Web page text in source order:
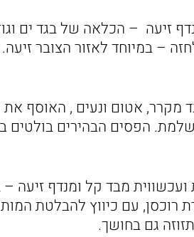
זיעה – הכלאה של בגד ים
– במיוחד לאזור הצובר
מקרר, אטום ונעים , האוסף את
הפסים הבהירים בולטים
מבד קל ומנדף זיעה –
עם כיווץ להבלטת
גם בחושך.